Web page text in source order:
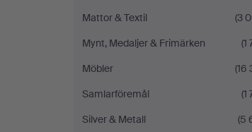
Mattor & Textil
(3
Mynt, Medaljer & Frimärken
(1
Möbler
(16
Samlarföremål
(1
Silver & Metall
(5